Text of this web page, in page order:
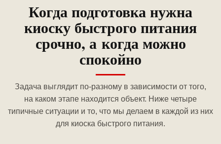
Когда подготовка нужна
киоску быстрого питания
срочно, а когда можно
спокойно
Задача выглядит по-разному в зависимости от того,
на каком этапе находится объект. Ниже четыре
типичные ситуации и то, что мы делаем в каждой из них
для киоска быстрого питания.